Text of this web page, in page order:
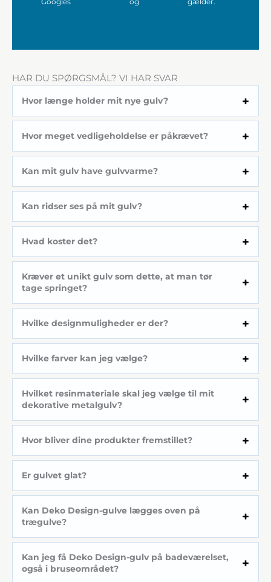
HAR DU SPØRGSMÅL? VI HAR SVAR
Hvor længe holder mit nye gulv?
Hvor meget vedligeholdelse er påkrævet?
Kan mit gulv have gulvvarme?
Kan ridser ses på mit gulv?
Hvad koster det?
Kræver et unikt gulv som dette, at man tør
tage springet?
Hvilke designmuligheder er der?
Hvilke farver kan jeg vælge?
Hvilket resinmateriale skal jeg vælge til mit
dekorative metalgulv?
Hvor bliver dine produkter fremstillet?
Er gulvet glat?
Kan Deko Design-gulve lægges oven på
trægulve?
Kan jeg få Deko Design-gulv på badeværelset,
også i bruseområdet?